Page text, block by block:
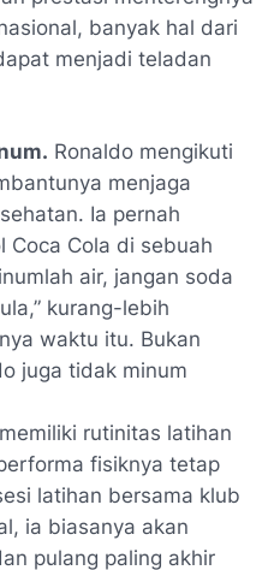
banyak hal dari
menjadi teladan
Ronaldo mengikuti
menjaga
Ia pernah
Coca Cola di sebuah
air, jangan soda
kurang-lebih
waktu itu. Bukan
juga tidak minum
rutinitas latihan
fisiknya tetap
latihan bersama klub
ia biasanya akan
pulang paling akhir